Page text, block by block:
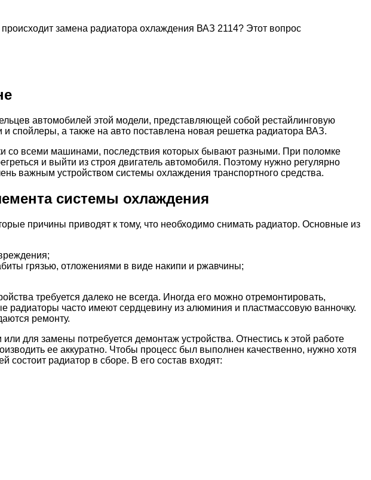
замена радиатора охлаждения ВАЗ 2114? Этот вопрос
автомобилей этой модели, представляющей собой рестайлинговую
спойлеры, а также на авто поставлена новая решетка радиатора ВАЗ.
со всеми машинами, последствия которых бывают разными. При поломке
и выйти из строя двигатель автомобиля. Поэтому нужно регулярно
важным устройством системы охлаждения транспортного средства.
системы охлаждения
причины приводят к тому, что необходимо снимать радиатор. Основные из
грязью, отложениями в виде накипи и ржавчины;
требуется далеко не всегда. Иногда его можно отремонтировать,
радиаторы часто имеют сердцевину из алюминия и пластмассовую ванночку.
ремонту.
для замены потребуется демонтаж устройства. Отнестись к этой работе
ее аккуратно. Чтобы процесс был выполнен качественно, нужно хотя
состоит радиатор в сборе. В его состав входят: